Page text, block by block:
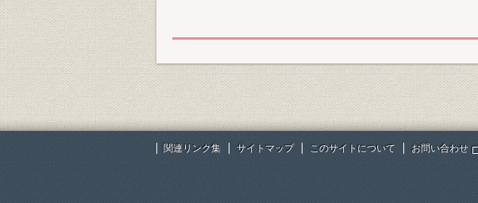
関連リンク集 サイトマップ このサイトについて お問い合わせ